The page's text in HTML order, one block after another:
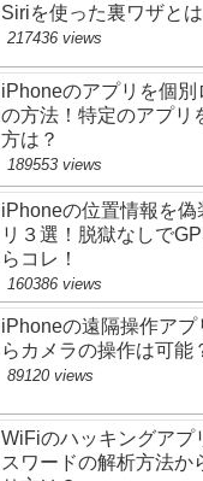
Siriを使った裏ワザとは
217436 views
iPhoneのアプリを個別
の方法！特定のアプリ
方は？
189553 views
iPhoneの位置情報を
リ３選！脱獄なしで
らコレ！
160386 views
iPhoneの遠隔操作ア
らカメラの操作は可能
89120 views
WiFiのハッキングアプ
スワードの解析方法か